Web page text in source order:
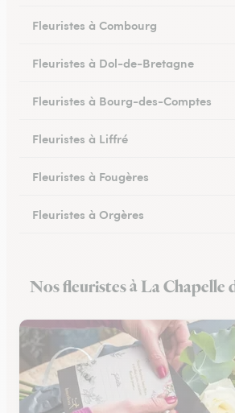
Fleuristes à Combourg
Fleuristes à Dol-de-Bretagne
Fleuristes à Bourg-des-Comptes
Fleuristes à Liffré
Fleuristes à Fougères
Fleuristes à Orgères
Fleuristes à Iffendic
Nos fleuristes à La Chapelle